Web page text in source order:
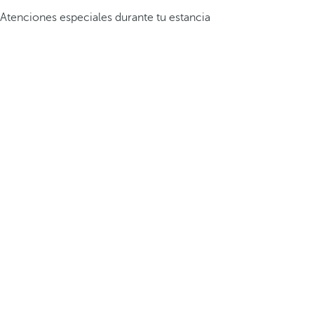
Atenciones especiales durante tu estancia